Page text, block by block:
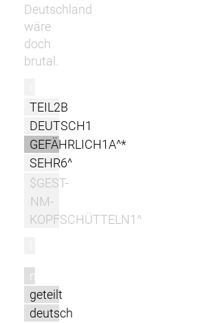
Deutschland
wäre
doch
brutal.
TEIL2B
DEUTSCH1
GEFÄHRLICH1A^*
SEHR6^
$GEST-
NM-
KOPFSCHÜTTELN1^
m
geteilt
deutsch